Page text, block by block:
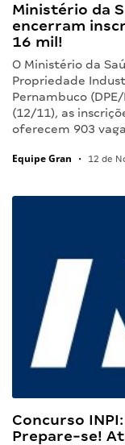
Ministério da
encerram
16 mil!
O Ministério da
Propriedade
Pernambuco
(12/11), as
oferecem 903
Equipe Gran • 12 de
Concurso
Prepare-se!